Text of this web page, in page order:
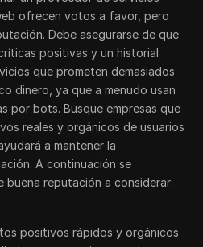
ofrecen votos a favor, pero
Debe asegurarse de que
positivas y un historial
que prometen demasiados
dinero, ya que a menudo usan
por bots. Busque empresas que
reales y orgánicos de usuarios
a mantener la
A continuación se
buena reputación a considerar:
positivos rápidos y orgánicos